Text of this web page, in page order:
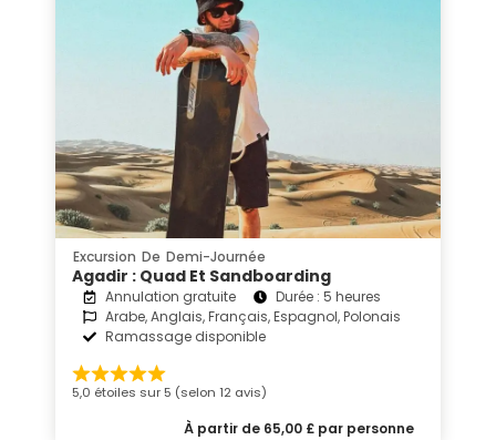
Excursion De Demi-Journée
Agadir : Quad Et Sandboarding
Annulation gratuite
Durée : 5 heures
Arabe, Anglais, Français, Espagnol, Polonais
Ramassage disponible
5,0 étoiles sur 5 (selon 12 avis)
À partir de 65,00 £ par personne